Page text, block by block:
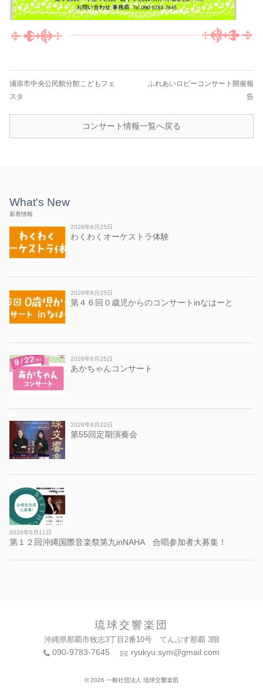
浦添市中央公民館分館こどもフェ
スタ
ふれあいロビーコンサート開催報
告
コンサート情報一覧へ戻る
What's New
新着情報
2026年6月25日
わくわくオーケストラ体験
2026年6月25日
第４６回０歳児からのコンサートinなはーと
2026年6月25日
あかちゃんコンサート
2026年6月22日
第55回定期演奏会
2026年6月11日
第１２回沖縄国際音楽祭第九inNAHA 合唱参加者大募集！
琉球交響楽団
沖縄県那覇市牧志3丁目2番10号 てんぶす那覇 3階
090-9783-7645 ryukyu.sym@gmail.com
© 2026 一般社団法人 琉球交響楽団